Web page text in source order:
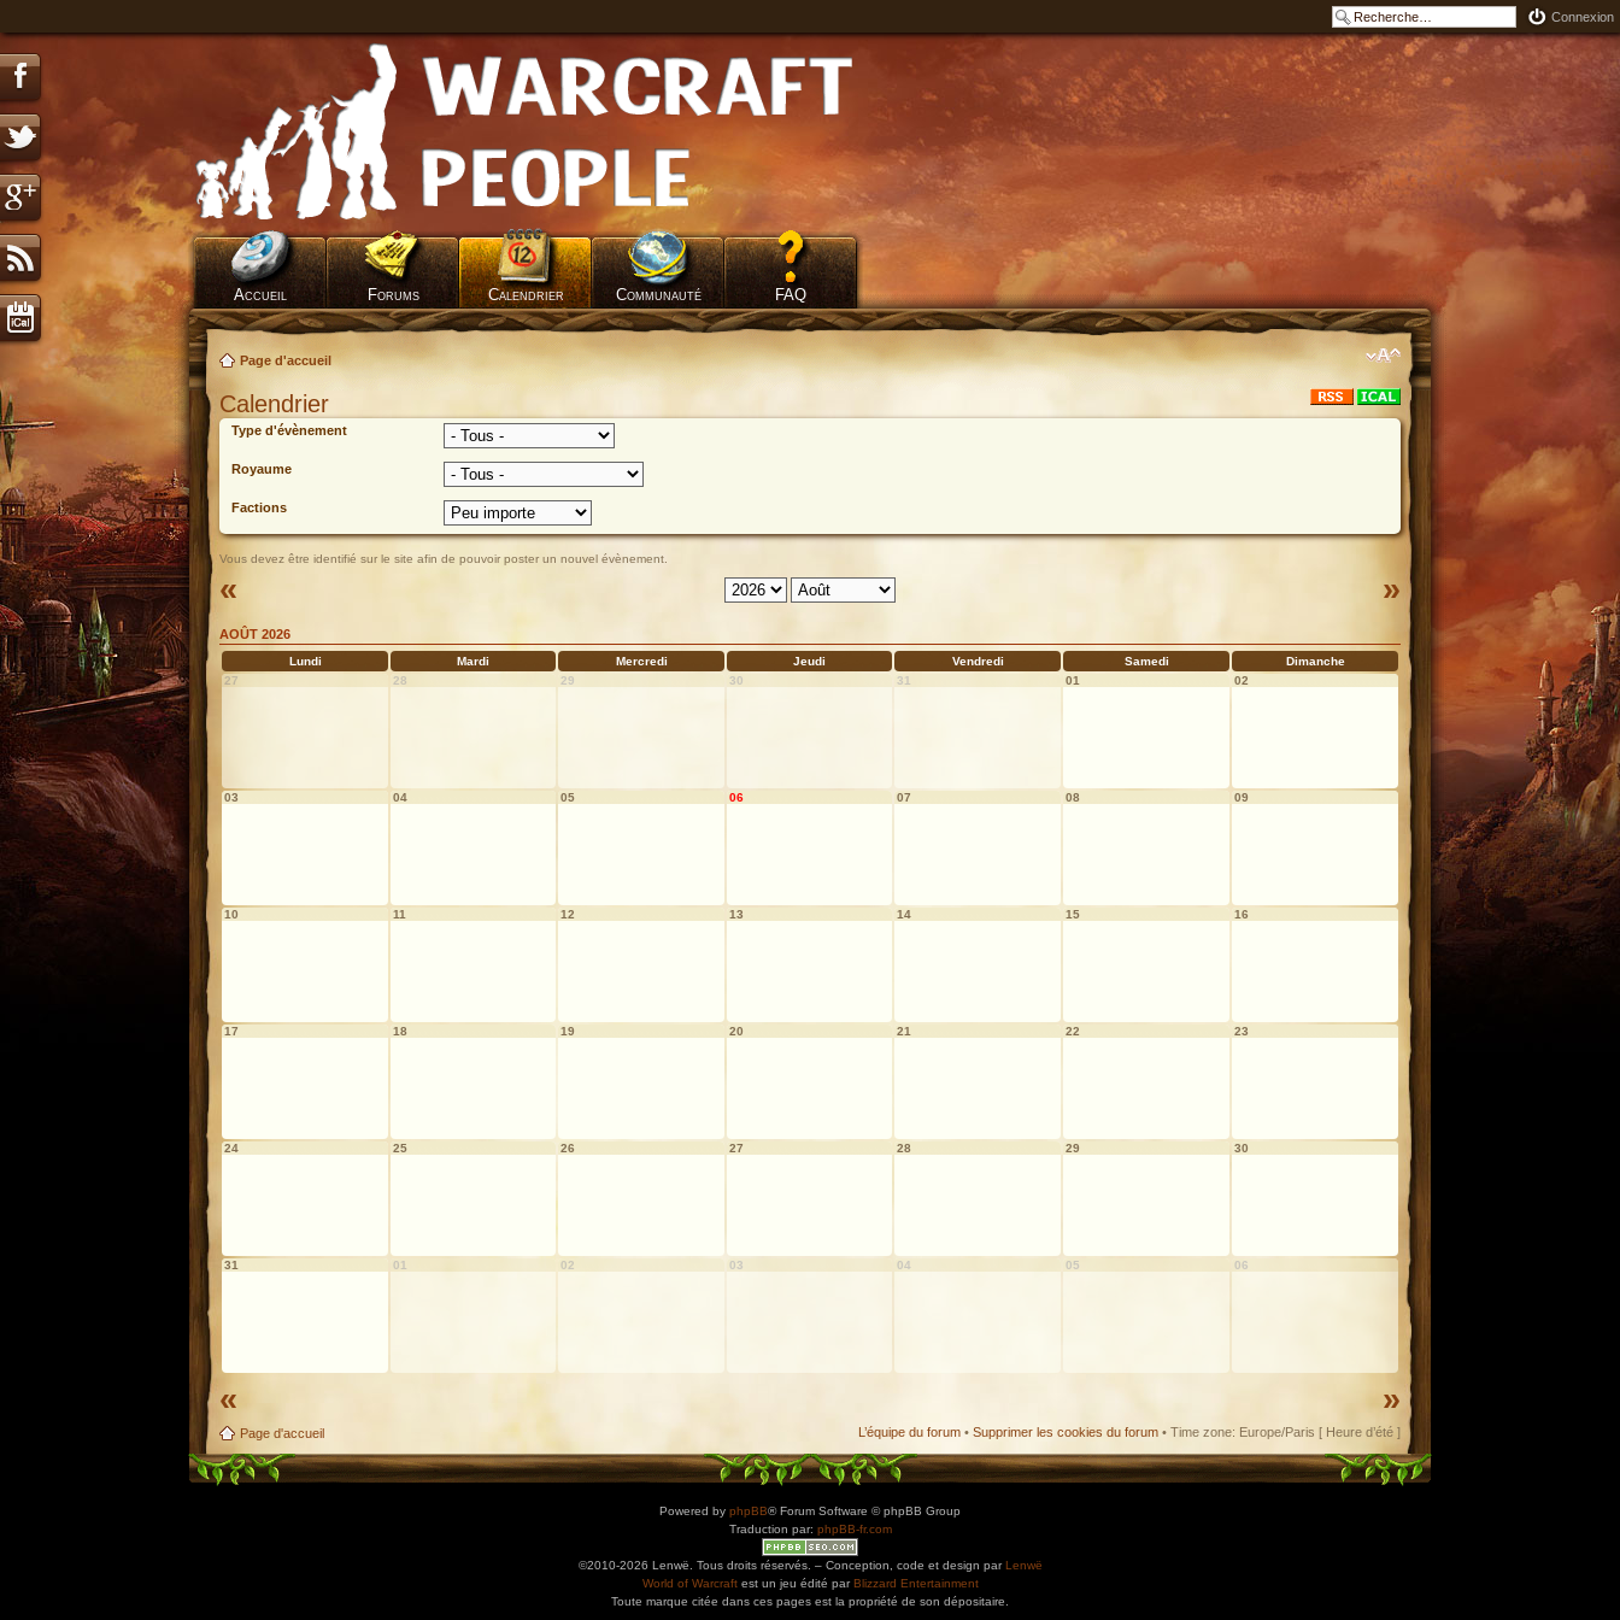
Connexion
Accueil Forums Calendrier Communauté FAQ
Page d'accueil
Calendrier
Type d'évènement
Royaume
Factions
Vous devez être identifié sur le site afin de pouvoir poster un nouvel évènement.
« »
AOÛT 2026
Lundi Mardi Mercredi Jeudi Vendredi Samedi
Dimanche
27
28 29 30 31 01 02
03 04 05 06 07 08 09
10 11 12 13 14 15 16
17 18 19 20 21 22 23
24 25 26 27 28 29 30
31 01 02 03 04 05 06
« »
Page d'accueil L’équipe du forum • Supprimer les cookies du forum • Time zone: Europe/Paris [ Heure d’été ]
Powered by phpBB® Forum Software © phpBB Group
Traduction par: phpBB-fr.com
©2010-2026 Lenwë. Tous droits réservés. – Conception, code et design par Lenwë
World of Warcraftest un jeu édité par Blizzard Entertainment
Toute marque citée dans ces pages est la propriété de son dépositaire.